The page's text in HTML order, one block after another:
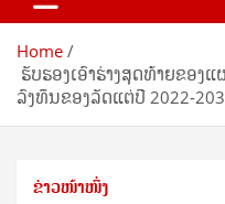
Home
ຮັບຮອງເອົາຮ່າງສຸດທ້າຍຂອງ
ລົງທຶນຂອງລັດແຕ່ປີ 2022-
ຂ່າວໜ້າໜຶ່ງ